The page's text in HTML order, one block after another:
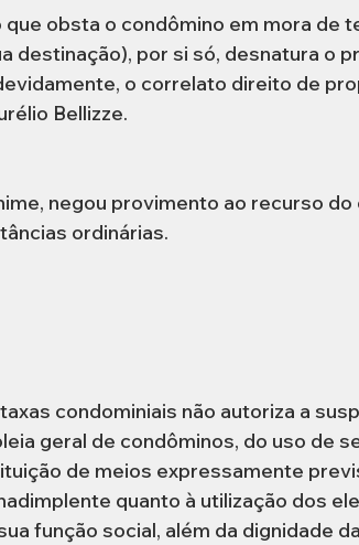
que obsta o condômino em mora de
destinação), por si só, desnatura o
o correlato direito de
Bellizze.
negou provimento ao recurso do
ordinárias.
condominiais não autoriza a
geral de condôminos, do uso de
de meios expressamente
quanto à utilização dos
função social, além da dignidade